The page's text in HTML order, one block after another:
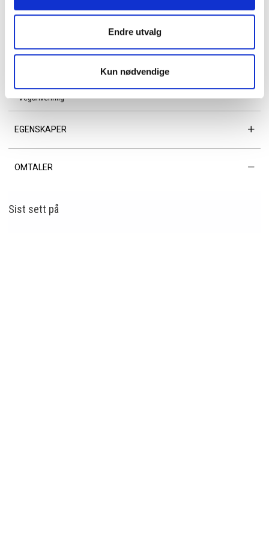
Endre utvalg
Kun nødvendige
anledninger.
• Serie: Martina
• Dropplengde trinnløst justerbar og avtagbar skulderrem: 34 cm / 70 cm
• Innvendig: Én sidelomme med glidelås og én åpen liten lomme
• Veganvennlig
EGENSKAPER
OMTALER
Sist sett på